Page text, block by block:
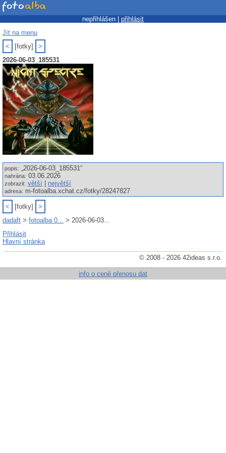
nepřihlášen | přihlásit
Jít na menu
<
[fotky]
>
2026-06-03_185531
popis: „2026-06-03_185531“
nahrána: 03.06.2026
zobrazit: větší největší
adresa: m-fotoalba.xchat.cz/fotky/28247827
< [fotky]
>
dadaft > fotoalba 0... > 2026-06-03...
Přihlásit
Hlavní stránka
© 2008 - 2026 42ideas s.r.o.
info o ceně přenosu dat